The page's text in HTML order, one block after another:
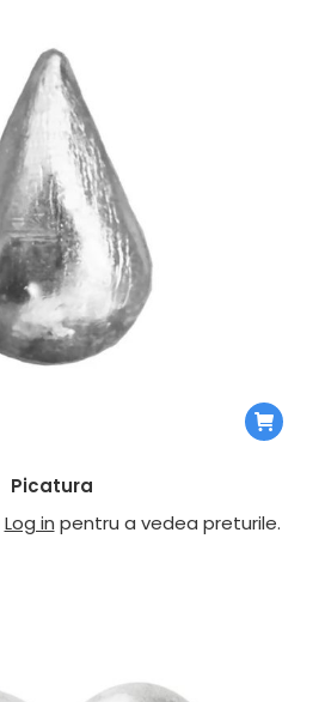
Picatura
Log in pentru a vedea preturile.